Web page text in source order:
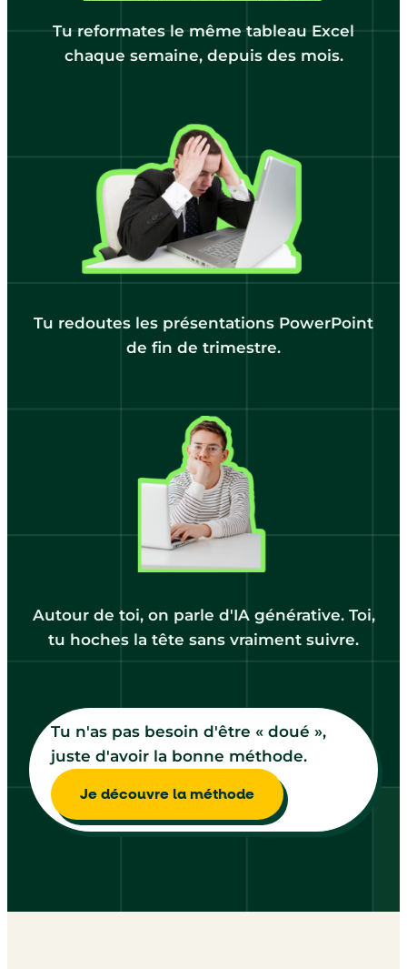
Tu reformates le même tableau Excel
chaque semaine, depuis des mois.
Tu redoutes les présentations PowerPoint
de fin de trimestre.
Autour de toi, on parle d'IA générative. Toi,
tu hoches la tête sans vraiment suivre.
Tu n'as pas besoin d'être « doué »,
juste d'avoir la bonne méthode.
Je découvre la méthode